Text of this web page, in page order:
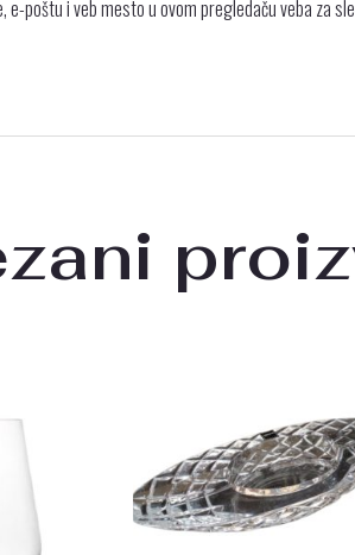
e-poštu i veb mesto u ovom pregledaču veba za